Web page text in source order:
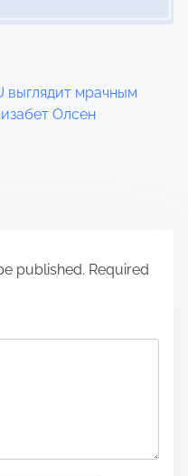
выглядит мрачным
Олсен
published. Required